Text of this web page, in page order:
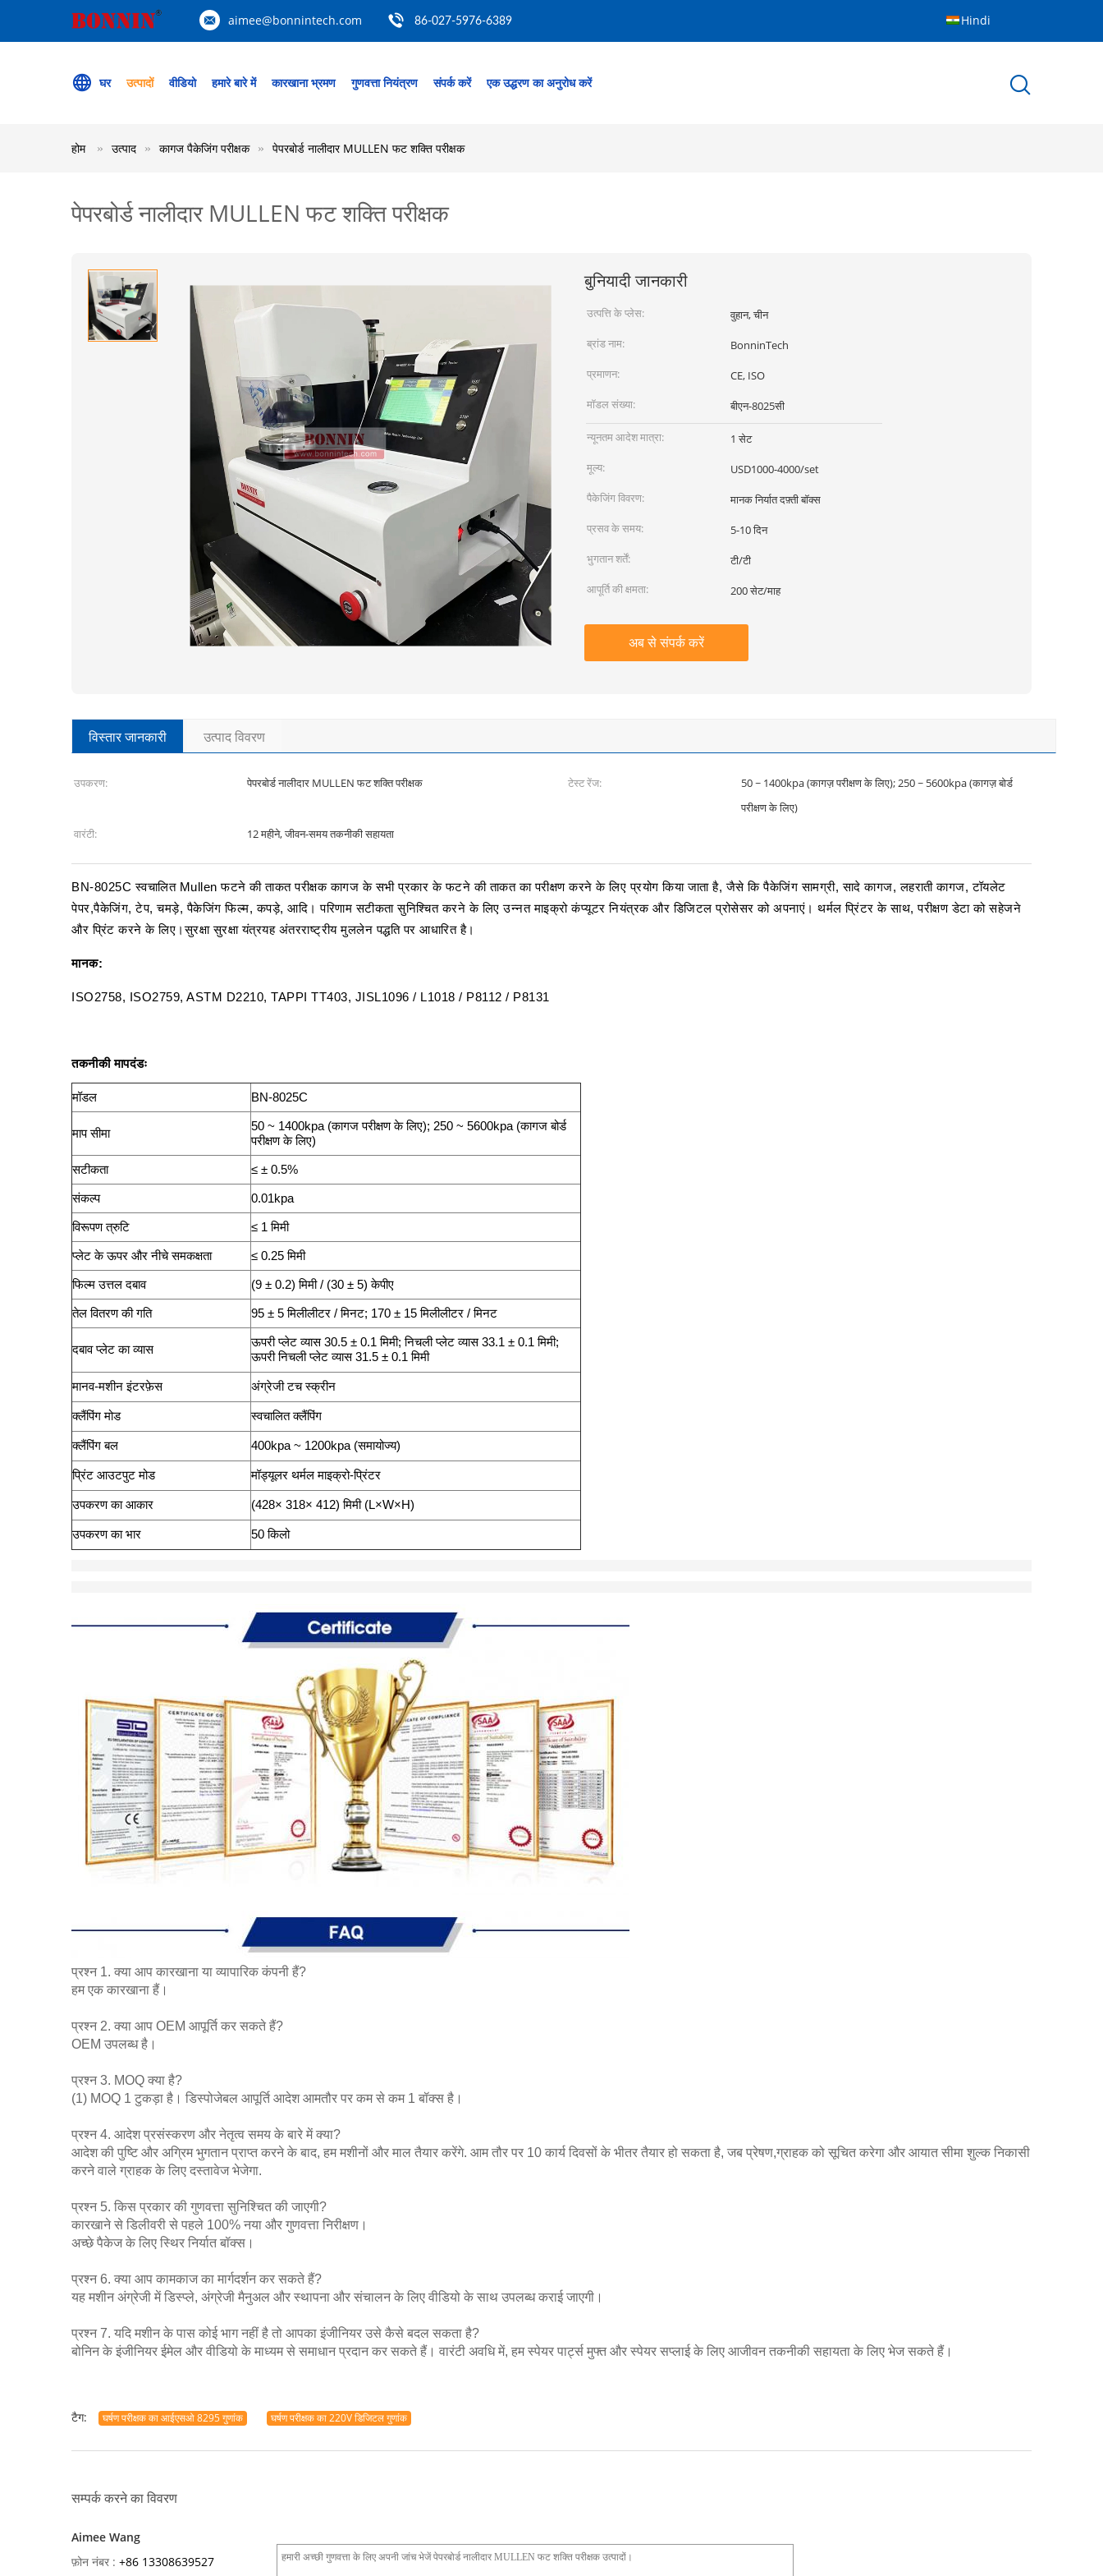
aimee@bonnintech.com 86-027-5976-6389 Hindi
घर उत्पादों वीडियो हमारे बारे में कारखाना भ्रमण गुणवत्ता नियंत्रण संपर्क करें एक उद्धरण का अनुरोध करें
होम उत्पाद कागज पैकेजिंग परीक्षक पेपरबोर्ड नालीदार MULLEN फट शक्ति परीक्षक
पेपरबोर्ड नालीदार MULLEN फट शक्ति परीक्षक
बुनियादी जानकारी
उत्पत्ति के प्लेस:
वुहान, चीन
ब्रांड नाम:
BonninTech
प्रमाणन:
CE, ISO
मॉडल संख्या:
बीएन-8025सी
न्यूनतम आदेश मात्रा:
1 सेट
मूल्य:
USD1000-4000/set
पैकेजिंग विवरण:
मानक निर्यात दफ़्ती बॉक्स
प्रसव के समय:
5-10 दिन
भुगतान शर्तें:
टी/टी
आपूर्ति की क्षमता:
200 सेट/माह
अब से संपर्क करें
विस्तार जानकारी उत्पाद विवरण
उपकरण: पेपरबोर्ड नालीदार MULLEN फट शक्ति परीक्षक टेस्ट रेंज:
50 ~ 1400kpa (कागज़ परीक्षण के लिए); 250 ~ 5600kpa (कागज़ बोर्ड
परीक्षण के लिए)
वारंटी:
12 महीने, जीवन-समय तकनीकी सहायता
BN-8025C स्वचालित Mullen फटने की ताकत परीक्षक कागज के सभी प्रकार के फटने की ताकत का परीक्षण करने के लिए प्रयोग किया जाता है, जैसे कि पैकेजिंग सामग्री, सादे कागज, लहराती कागज, टॉयलेट
पेपर,पैकेजिंग, टेप, चमड़े, पैकेजिंग फिल्म, कपड़े, आदि। परिणाम सटीकता सुनिश्चित करने के लिए उन्नत माइक्रो कंप्यूटर नियंत्रक और डिजिटल प्रोसेसर को अपनाएं। थर्मल प्रिंटर के साथ, परीक्षण डेटा को सहेजने
और प्रिंट करने के लिए।सुरक्षा सुरक्षा यंत्रयह अंतरराष्ट्रीय मुललेन पद्धति पर आधारित है।
मानक:
ISO2758, ISO2759, ASTM D2210, TAPPI TT403, JISL1096 / L1018 / P8112 / P8131
तकनीकी मापदंडः
मॉडल BN-8025C
माप सीमा
50 ~ 1400kpa (कागज परीक्षण के लिए); 250 ~ 5600kpa (कागज बोर्ड
परीक्षण के लिए)
सटीकता ≤ ± 0.5%
संकल्प 0.01kpa
विरूपण त्रुटि ≤ 1 मिमी
प्लेट के ऊपर और नीचे समकक्षता ≤ 0.25 मिमी
फिल्म उत्तल दबाव (9 ± 0.2) मिमी / (30 ± 5) केपीए
तेल वितरण की गति 95 ± 5 मिलीलीटर / मिनट; 170 ± 15 मिलीलीटर / मिनट
दबाव प्लेट का व्यास
ऊपरी प्लेट व्यास 30.5 ± 0.1 मिमी; निचली प्लेट व्यास 33.1 ± 0.1 मिमी;
ऊपरी निचली प्लेट व्यास 31.5 ± 0.1 मिमी
मानव-मशीन इंटरफ़ेस अंग्रेजी टच स्क्रीन
क्लैंपिंग मोड स्वचालित क्लैंपिंग
क्लैंपिंग बल 400kpa ~ 1200kpa (समायोज्य)
प्रिंट आउटपुट मोड मॉड्यूलर थर्मल माइक्रो-प्रिंटर
उपकरण का आकार (428× 318× 412) मिमी (L×W×H)
उपकरण का भार 50 किलो
प्रश्न 1. क्या आप कारखाना या व्यापारिक कंपनी हैं?
हम एक कारखाना हैं।
प्रश्न 2. क्या आप OEM आपूर्ति कर सकते हैं?
OEM उपलब्ध है।
प्रश्न 3. MOQ क्या है?
(1) MOQ 1 टुकड़ा है। डिस्पोजेबल आपूर्ति आदेश आमतौर पर कम से कम 1 बॉक्स है।
प्रश्न 4. आदेश प्रसंस्करण और नेतृत्व समय के बारे में क्या?
आदेश की पुष्टि और अग्रिम भुगतान प्राप्त करने के बाद, हम मशीनों और माल तैयार करेंगे. आम तौर पर 10 कार्य दिवसों के भीतर तैयार हो सकता है, जब प्रेषण,ग्राहक को सूचित करेगा और आयात सीमा शुल्क निकासी
करने वाले ग्राहक के लिए दस्तावेज भेजेगा.
प्रश्न 5. किस प्रकार की गुणवत्ता सुनिश्चित की जाएगी?
कारखाने से डिलीवरी से पहले 100% नया और गुणवत्ता निरीक्षण।
अच्छे पैकेज के लिए स्थिर निर्यात बॉक्स।
प्रश्न 6. क्या आप कामकाज का मार्गदर्शन कर सकते हैं?
यह मशीन अंग्रेजी में डिस्प्ले, अंग्रेजी मैनुअल और स्थापना और संचालन के लिए वीडियो के साथ उपलब्ध कराई जाएगी।
प्रश्न 7. यदि मशीन के पास कोई भाग नहीं है तो आपका इंजीनियर उसे कैसे बदल सकता है?
बोनिन के इंजीनियर ईमेल और वीडियो के माध्यम से समाधान प्रदान कर सकते हैं। वारंटी अवधि में, हम स्पेयर पार्ट्स मुफ्त और स्पेयर सप्लाई के लिए आजीवन तकनीकी सहायता के लिए भेज सकते हैं।
टैग: घर्षण परीक्षक का आईएसओ 8295 गुणांक घर्षण परीक्षक का 220V डिजिटल गुणांक
सम्पर्क करने का विवरण
Aimee Wang
फ़ोन नंबर : +86 13308639527